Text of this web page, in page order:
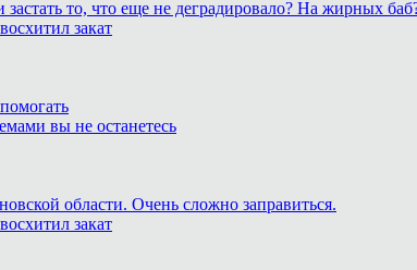
застать то, что еще не деградировало? На жирных
закат
вы не останетесь
области. Очень сложно заправиться.
закат